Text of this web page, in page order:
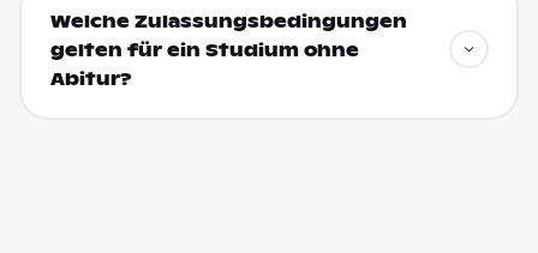
Welche Zulassungsbedingungen
gelten für ein Studium ohne
Abitur?